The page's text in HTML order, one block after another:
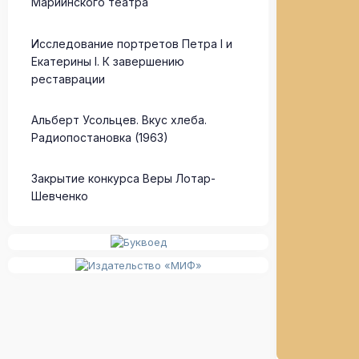
Исследование портретов Петра I и
Екатерины I. К завершению
реставрации
Альберт Усольцев. Вкус хлеба.
Радиопостановка (1963)
Закрытие конкурса Веры Лотар-
Шевченко